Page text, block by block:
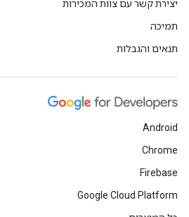
יצירת קשר עם צוות המכירות
תמיכה
תנאים והגבלות
Android
Chrome
Firebase
Google Cloud Platform